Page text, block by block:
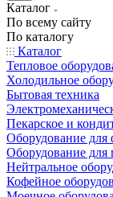
Каталог
По всему сайту
По каталогу
Каталог
Тепловое
Холодильное
Бытовая техника
Пекарское и
Оборудование для
Оборудование для
Нейтральное
Кофейное